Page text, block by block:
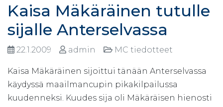
Kaisa Mäkäräinen tutulle
sijalle Anterselvassa
22.1.2009 admin MC tiedotteet
Kaisa Mäkäräinen sijoittui tänään Anterselvassa
käydyssä maailmancupin pikakilpailussa
kuudenneksi. Kuudes sija oli Mäkäräisen hienosti